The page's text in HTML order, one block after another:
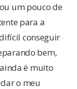
um pouco de
para a
conseguir
bem,
é muito
o meu